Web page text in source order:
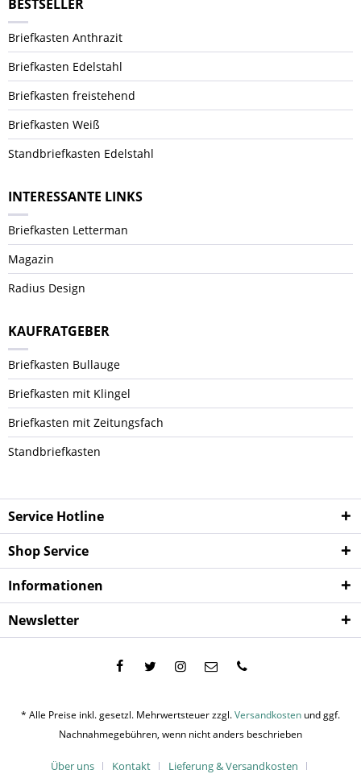
BESTSELLER
Briefkasten Anthrazit
Briefkasten Edelstahl
Briefkasten freistehend
Briefkasten Weiß
Standbriefkasten Edelstahl
INTERESSANTE LINKS
Briefkasten Letterman
Magazin
Radius Design
KAUFRATGEBER
Briefkasten Bullauge
Briefkasten mit Klingel
Briefkasten mit Zeitungsfach
Standbriefkasten
Service Hotline
Shop Service
Informationen
Newsletter
* Alle Preise inkl. gesetzl. Mehrwertsteuer zzgl.Versandkosten und ggf.
Nachnahmegebühren, wenn nicht anders beschrieben
Über uns Kontakt Lieferung & Versandkosten